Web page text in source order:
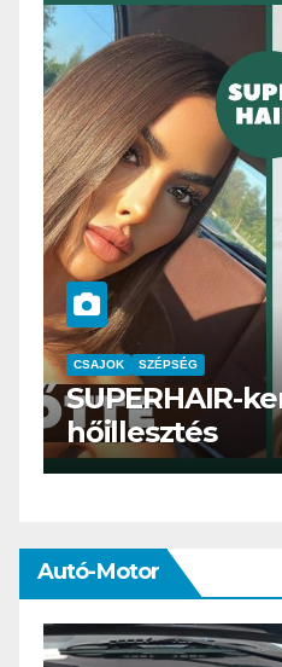
CSAJOK SMINK SZÉPSÉG
Szemöldök
meg mi?
Autó-Motor